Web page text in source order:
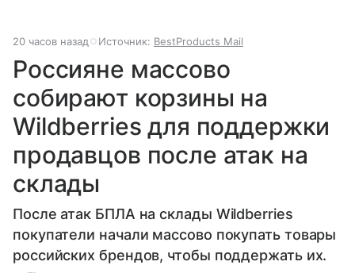
20 часов назад Источник: BestProducts Mail
Россияне массово
собирают корзины на
Wildberries для поддержки
продавцов после атак на
склады
После атак БПЛА на склады Wildberries
покупатели начали массово покупать товары
российских брендов, чтобы поддержать их.